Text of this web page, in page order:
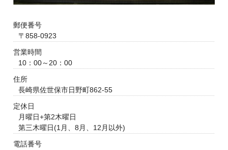
郵便番号
〒858-0923
営業時間
10：00～20：00
住所
長崎県佐世保市日野町862-55
定休日
月曜日+第2木曜日
第三木曜日(1月、8月、12月以外)
電話番号